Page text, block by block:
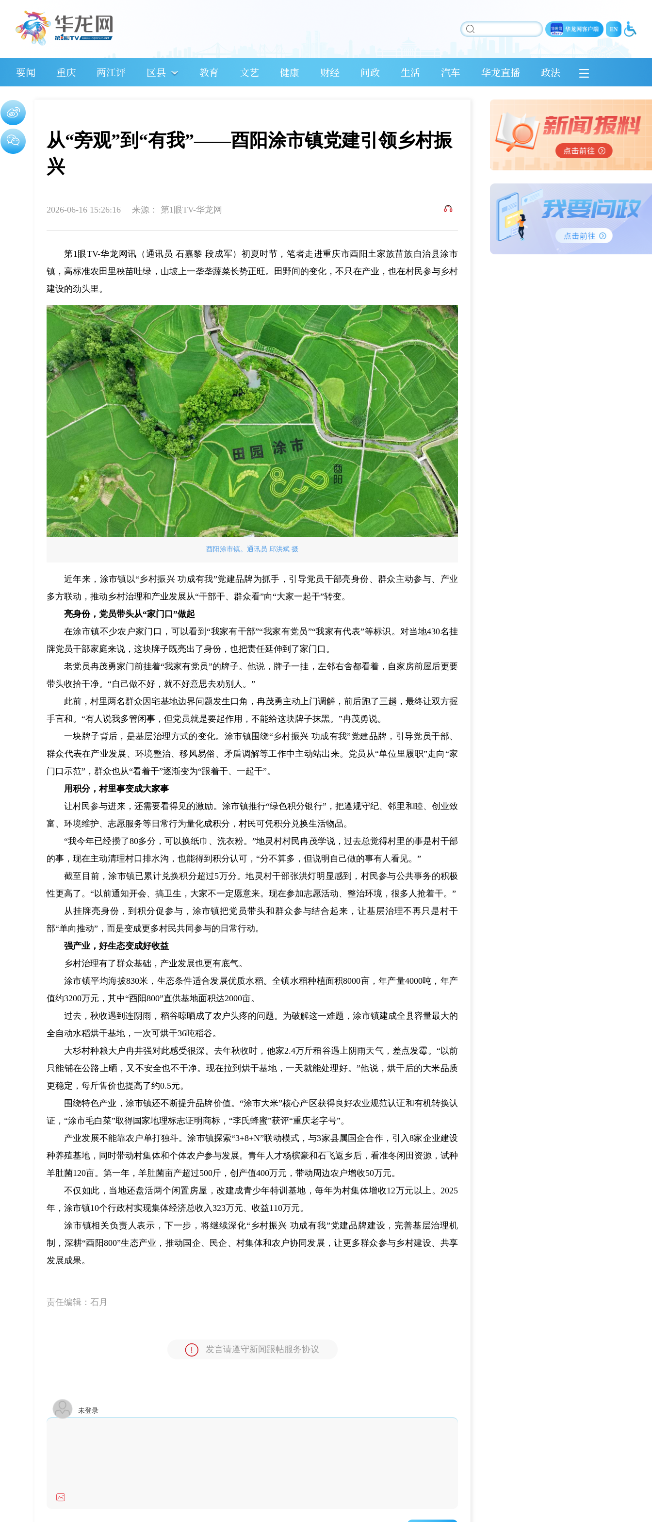
要闻 重庆 两江评 区县 教育 文艺 健康 财经 问政 生活 汽车 华龙直播 政法
从“旁观”到“有我”——酉阳涂市镇党建引领乡村振
兴
2026-06-16 15:26:16 来源： 第1眼TV-华龙网
第1眼TV-华龙网讯（通讯员 石嘉黎 段成军）初夏时节，笔者走进重庆市酉阳土家族苗族自治县涂市
镇，高标准农田里秧苗吐绿，山坡上一垄垄蔬菜长势正旺。田野间的变化，不只在产业，也在村民参与乡村
建设的劲头里。
酉阳涂市镇。通讯员 邱洪斌 摄
近年来，涂市镇以“乡村振兴 功成有我”党建品牌为抓手，引导党员干部亮身份、群众主动参与、产业
多方联动，推动乡村治理和产业发展从“干部干、群众看”向“大家一起干”转变。
亮身份，党员带头从“家门口”做起
在涂市镇不少农户家门口，可以看到“我家有干部”“我家有党员”“我家有代表”等标识。对当地430名挂
牌党员干部家庭来说，这块牌子既亮出了身份，也把责任延伸到了家门口。
老党员冉茂勇家门前挂着“我家有党员”的牌子。他说，牌子一挂，左邻右舍都看着，自家房前屋后更要
带头收拾干净。“自己做不好，就不好意思去劝别人。”
此前，村里两名群众因宅基地边界问题发生口角，冉茂勇主动上门调解，前后跑了三趟，最终让双方握
手言和。“有人说我多管闲事，但党员就是要起作用，不能给这块牌子抹黑。”冉茂勇说。
一块牌子背后，是基层治理方式的变化。涂市镇围绕“乡村振兴 功成有我”党建品牌，引导党员干部、
群众代表在产业发展、环境整治、移风易俗、矛盾调解等工作中主动站出来。党员从“单位里履职”走向“家
门口示范”，群众也从“看着干”逐渐变为“跟着干、一起干”。
用积分，村里事变成大家事
让村民参与进来，还需要看得见的激励。涂市镇推行“绿色积分银行”，把遵规守纪、邻里和睦、创业致
富、环境维护、志愿服务等日常行为量化成积分，村民可凭积分兑换生活物品。
“我今年已经攒了80多分，可以换纸巾、洗衣粉。”地灵村村民冉茂学说，过去总觉得村里的事是村干部
的事，现在主动清理村口排水沟，也能得到积分认可，“分不算多，但说明自己做的事有人看见。”
截至目前，涂市镇已累计兑换积分超过5万分。地灵村干部张洪灯明显感到，村民参与公共事务的积极
性更高了。“以前通知开会、搞卫生，大家不一定愿意来。现在参加志愿活动、整治环境，很多人抢着干。”
从挂牌亮身份，到积分促参与，涂市镇把党员带头和群众参与结合起来，让基层治理不再只是村干
部“单向推动”，而是变成更多村民共同参与的日常行动。
强产业，好生态变成好收益
乡村治理有了群众基础，产业发展也更有底气。
涂市镇平均海拔830米，生态条件适合发展优质水稻。全镇水稻种植面积8000亩，年产量4000吨，年产
值约3200万元，其中“酉阳800”直供基地面积达2000亩。
过去，秋收遇到连阴雨，稻谷晾晒成了农户头疼的问题。为破解这一难题，涂市镇建成全县容量最大的
全自动水稻烘干基地，一次可烘干36吨稻谷。
大杉村种粮大户冉井强对此感受很深。去年秋收时，他家2.4万斤稻谷遇上阴雨天气，差点发霉。“以前
只能铺在公路上晒，又不安全也不干净。现在拉到烘干基地，一天就能处理好。”他说，烘干后的大米品质
更稳定，每斤售价也提高了约0.5元。
围绕特色产业，涂市镇还不断提升品牌价值。“涂市大米”核心产区获得良好农业规范认证和有机转换认
证，“涂市毛白菜”取得国家地理标志证明商标，“李氏蜂蜜”获评“重庆老字号”。
产业发展不能靠农户单打独斗。涂市镇探索“3+8+N”联动模式，与3家县属国企合作，引入8家企业建设
种养殖基地，同时带动村集体和个体农户参与发展。青年人才杨槟豪和石飞返乡后，看准冬闲田资源，试种
羊肚菌120亩。第一年，羊肚菌亩产超过500斤，创产值400万元，带动周边农户增收50万元。
不仅如此，当地还盘活两个闲置房屋，改建成青少年特训基地，每年为村集体增收12万元以上。2025
年，涂市镇10个行政村实现集体经济总收入323万元、收益110万元。
涂市镇相关负责人表示，下一步，将继续深化“乡村振兴 功成有我”党建品牌建设，完善基层治理机
制，深耕“酉阳800”生态产业，推动国企、民企、村集体和农户协同发展，让更多群众参与乡村建设、共享
发展成果。
责任编辑： 石月
发言请遵守新闻跟帖服务协议
未登录